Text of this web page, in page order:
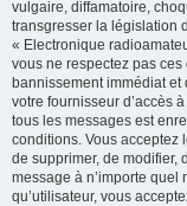
vulgaire, diffamatoire,
transgresser la législation
« Electronique
vous ne respectez pas
bannissement immédiat et
votre fournisseur d’accès
tous les messages est
conditions. Vous acceptez
de supprimer, de modifier,
message à n’importe quel
qu’utilisateur, vous